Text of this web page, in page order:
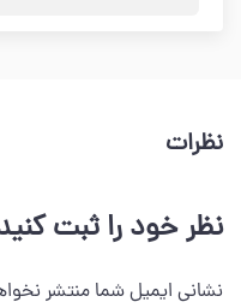
نظرات
نظر خود را ثبت
نشانی ایمیل شما منتشر